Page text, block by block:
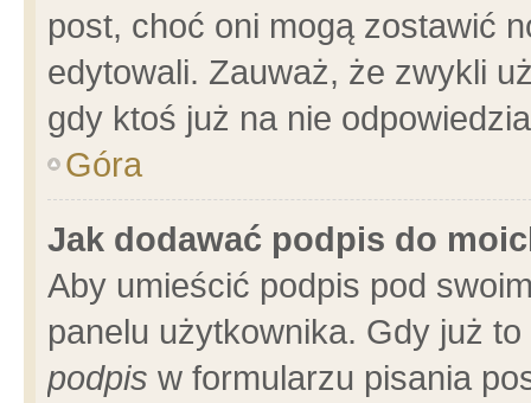
post, choć oni mogą zostawić
edytowali. Zauważ, że zwykli
gdy ktoś już na nie
Góra
Jak dodawać podpis do
Aby umieścić podpis pod
panelu użytkownika. Gdy już
podpis w formularzu pisania